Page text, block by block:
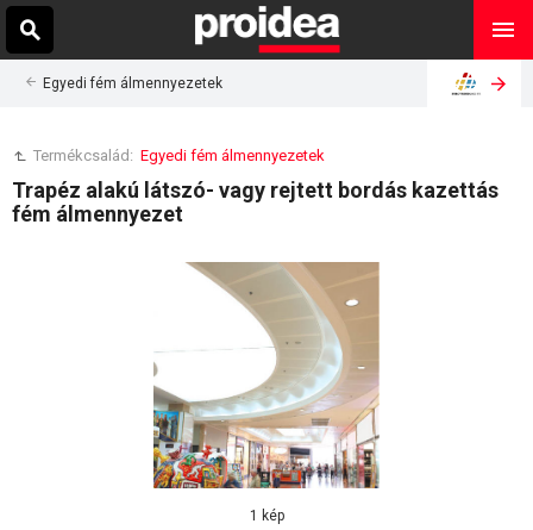
Egyedi fém álmennyezetek
Termékcsalád: Egyedi fém álmennyezetek
Trapéz alakú látszó- vagy rejtett bordás kazettás
fém álmennyezet
1 kép